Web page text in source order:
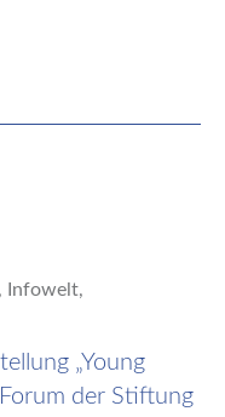
, Infowelt,
„Young
der Stiftung